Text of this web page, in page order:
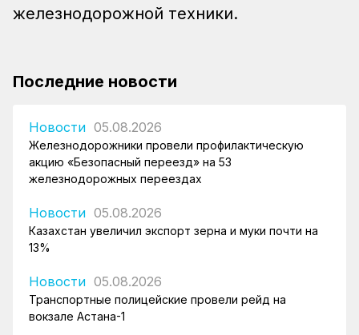
железнодорожной техники.
Последние новости
Новости 05.08.2026
Железнодорожники провели профилактическую
акцию «Безопасный переезд» на 53
железнодорожных переездах
Новости 05.08.2026
Казахстан увеличил экспорт зерна и муки почти на
13%
Новости 05.08.2026
Транспортные полицейские провели рейд на
вокзале Астана-1